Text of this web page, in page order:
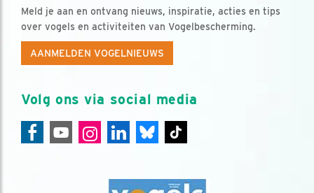
Meld je aan en ontvang nieuws, inspiratie, acties en tips
over vogels en activiteiten van Vogelbescherming.
AANMELDEN VOGELNIEUWS
Volg ons via social media